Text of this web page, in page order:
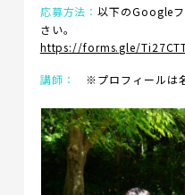
応募方法：以下のGoogle
さい。
https://forms.gle/
講師： ※プロフィールは